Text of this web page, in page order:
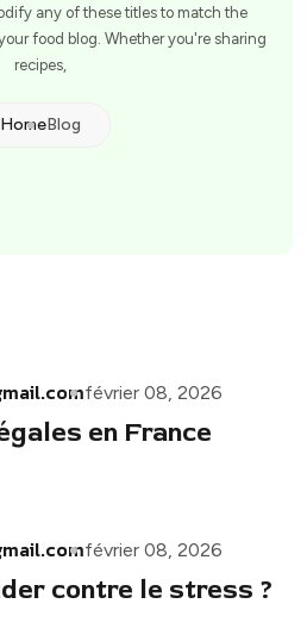
any of these titles to match the
food blog. Whether you're sharing
recipes,
HomeBlog
février 08, 2026
en France
février 08, 2026
contre le stress ?